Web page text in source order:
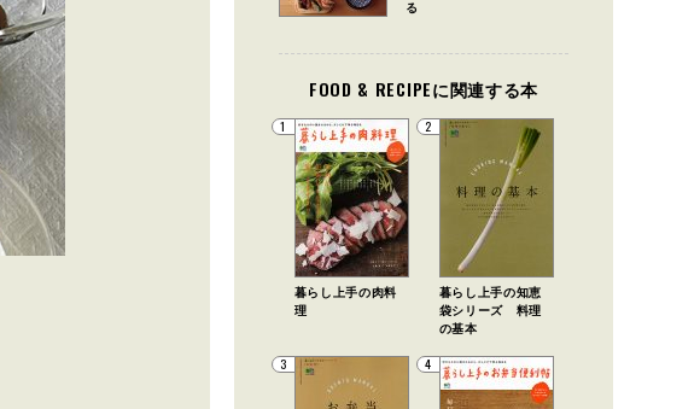
る
FOOD & RECIPEに関連する本
1
暮らし上手の肉料
理
2
暮らし上手の知恵
袋シリーズ 料理
の基本
3 4